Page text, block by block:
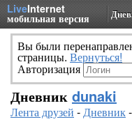
LiveInternet
мобильная версия
Вы были
страницы. Вернуться!
Авторизация
Дневник dunaki
Лента друзей -Дневник-